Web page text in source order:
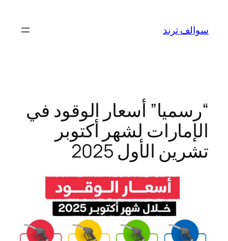
المحتوى
سوالف ترند
“رسميا” أسعار الوقود في
الإمارات لشهر أكتوبر
تشرين الأول 2025